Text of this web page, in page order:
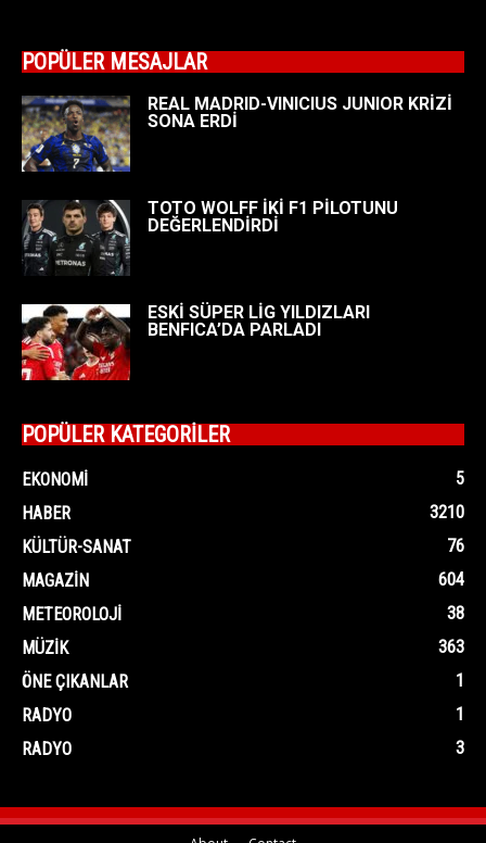
POPÜLER MESAJLAR
REAL MADRID-VINICIUS JUNIOR KRİZİ
SONA ERDİ
TOTO WOLFF İKİ F1 PİLOTUNU
DEĞERLENDİRDİ
ESKİ SÜPER LİG YILDIZLARI
BENFICA’DA PARLADI
POPÜLER KATEGORİLER
EKONOMI
5
HABER
3210
KÜLTÜR-SANAT
76
MAGAZIN
604
METEOROLOJI
38
MÜZIK
363
ÖNE ÇIKANLAR
1
RADYO
1
RADYO
3